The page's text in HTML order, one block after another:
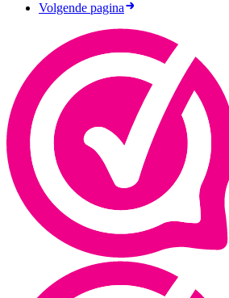
Volgende pagina